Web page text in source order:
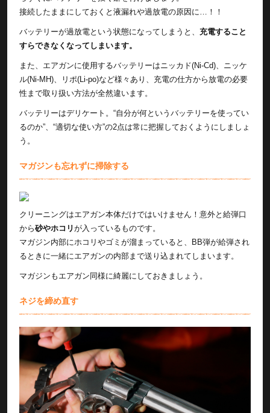
接続したままにしておくと液漏れや過放電の原因に…！！
バッテリーが過放電という状態になってしまうと、 充電すること
すらできなくなってしまいます。
また、エアガンに使用するバッテリーはニッカド(Ni-Cd)、ニッケ
ル(Ni-MH)、リポ(Li-po)など様々あり、充電の仕方から放電の必要
性まで取り扱い方法が全然違います。
バッテリーはデリケート。“自分が何というバッテリーを使ってい
るのか”、“適切な使い方”の2点は常に把握しておくようにしましょ
う。
マガジンも忘れずに掃除する
クリーニングはエアガン本体だけではいけません！意外と給弾口
から砂やホコリが入っているものです。
マガジン内部にホコリやゴミが溜まっていると、BB弾が給弾され
るときに一緒にエアガンの内部まで送り込まれてしまいます。
マガジンもエアガン同様に綺麗にしておきましょう。
ネジを締め直す